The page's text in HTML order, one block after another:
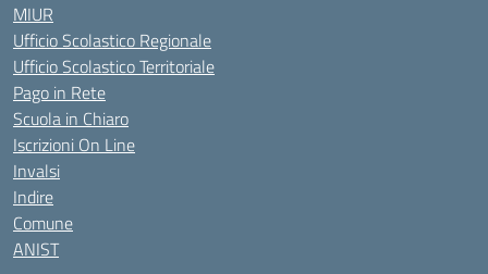
MIUR
Ufficio Scolastico Regionale
Ufficio Scolastico Territoriale
Pago in Rete
Scuola in Chiaro
Iscrizioni On Line
Invalsi
Indire
Comune
ANIST